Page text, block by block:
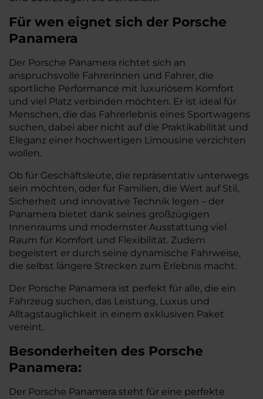
Für wen eignet sich der Porsche
Panamera
Der Porsche Panamera richtet sich an
anspruchsvolle Fahrerinnen und Fahrer, die
sportliche Performance mit luxuriösem Komfort
und viel Platz verbinden möchten. Er ist ideal für
Menschen, die das Fahrerlebnis eines Sportwagens
suchen, dabei aber nicht auf die Praktikabilität und
Eleganz einer hochwertigen Limousine verzichten
wollen.
Ob für Geschäftsleute, die repräsentativ unterwegs
sein möchten, oder für Familien, die Wert auf Stil,
Sicherheit und innovative Technik legen – der
Panamera bietet dank seines großzügigen
Innenraums und modernster Ausstattung viel
Raum für Komfort und Flexibilität. Zudem
begeistert er durch seine dynamische Fahrweise,
die selbst längere Strecken zum Erlebnis macht.
Der Porsche Panamera ist perfekt für alle, die ein
Fahrzeug suchen, das Leistung, Luxus und
Alltagstauglichkeit in einem exklusiven Paket
vereint.
Besonderheiten des Porsche
Panamera:
Der Porsche Panamera steht für eine perfekte